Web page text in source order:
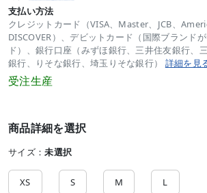
支払い方法
クレジットカード（VISA、Master、JCB、
DISCOVER）、デビットカード（国際ブランド
ド）、銀行口座（みずほ銀行、三井住友銀行、
銀行、りそな銀行、埼玉りそな銀行） 詳細を見
受注生産
商品詳細を選択
サイズ：未選択
XS S M L